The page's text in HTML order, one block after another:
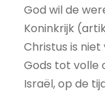
God wil de
Koninkrijk
Christus is
Gods tot volle
Israël, op de